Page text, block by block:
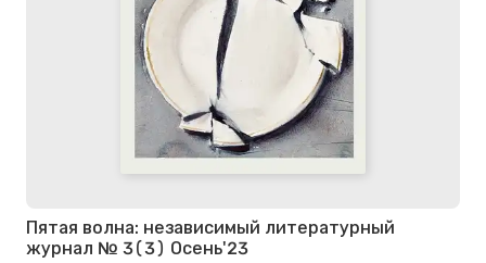
Пятая волна: независимый литературный
журнал № 3(3) Осень'23